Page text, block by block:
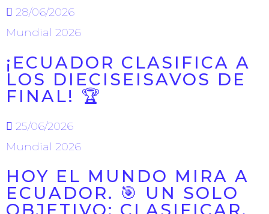
28/06/2026
Mundial 2026
¡ECUADOR CLASIFICA A
LOS DIECISEISAVOS DE
FINAL! 🏆
25/06/2026
Mundial 2026
HOY EL MUNDO MIRA A
ECUADOR. 🎯 UN SOLO